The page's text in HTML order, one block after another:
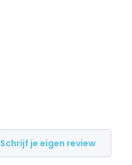
Schrijf je eigen review